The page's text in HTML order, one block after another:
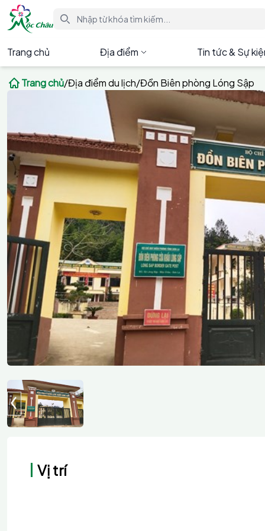
Trang chủ Địa điểm Tin tức & Sự
Trang chủ/Địa điểm du lịch/Đồn Biên phòng Lóng Sập
Vị trí